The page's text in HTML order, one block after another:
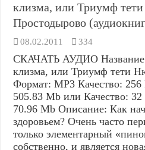
клизма, или Триумф
Простодырово
08.02.2011 334
СКАЧАТЬ АУДИО Название:
клизма, или Триумф тети
Формат: MP3 Качество: 256
505.83 Mb или Качество: 32
70.96 Mb Описание: Как
здоровьем? Очень часто
только элементарный
собственно, и является